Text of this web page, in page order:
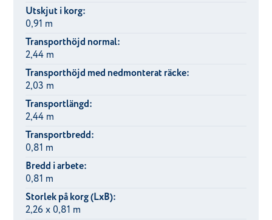
Utskjut i korg:
0,91 m
Transporthöjd normal:
2,44 m
Transporthöjd med nedmonterat räcke:
2,03 m
Transportlängd:
2,44 m
Transportbredd:
0,81 m
Bredd i arbete:
0,81 m
Storlek på korg (LxB):
2,26 x 0,81 m